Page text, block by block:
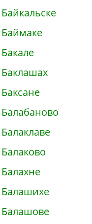
Балашихе
Балашове